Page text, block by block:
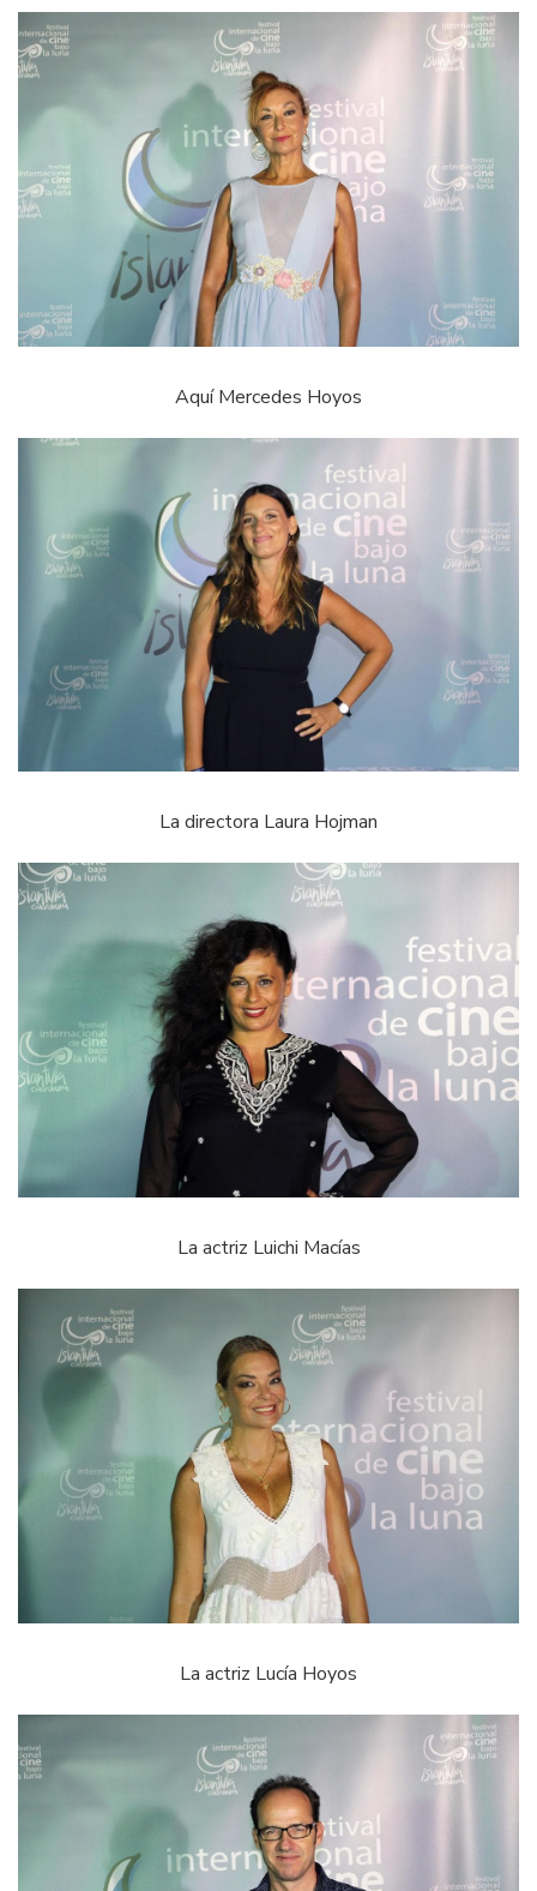
Aquí Mercedes Hoyos
La directora Laura Hojman
La actriz Luichi Macías
La actriz Lucía Hoyos